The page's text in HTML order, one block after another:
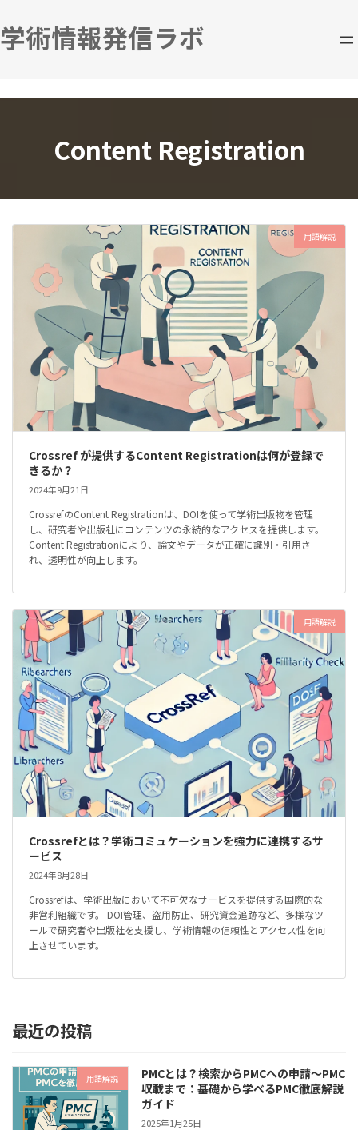
ン
テ
へ
ビ
ゲ
ョ
学術情報発信ラボ
Content Registration
用語解説
Crossref が提供するContent Registrationは何が登録で
きるか？
2024年9月21日
CrossrefのContent Registrationは、DOIを使って学術出版物を管理
し、研究者や出版社にコンテンツの永続的なアクセスを提供します。
Content Registrationにより、論文やデータが正確に識別・引用さ
れ、透明性が向上します。
用語解説
Crossrefとは？学術コミュケーションを強力に連携するサ
ービス
2024年8月28日
Crossrefは、学術出版において不可欠なサービスを提供する国際的な
非営利組織です。 DOI管理、盗用防止、研究資金追跡など、多様なツ
ールで研究者や出版社を支援し、学術情報の信頼性とアクセス性を向
上させています。
最近の投稿
用語解説
PMCとは？検索からPMCへの申請～PMC
収載まで：基礎から学べるPMC徹底解説
ガイド
2025年1月25日